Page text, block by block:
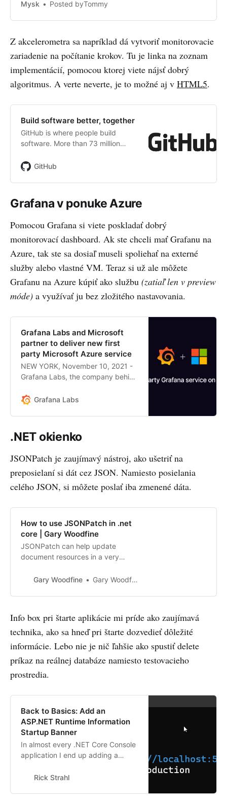
accelerometer in browsers
work, you can...
Mysk Posted byTommy
Z akcelerometra sa napríklad dá vytvoriť monitorovacie
zariadenie na počítanie krokov. Tu je linka na zoznam
implementácií, pomocou ktorej viete nájsť dobrý
algoritmus. A verte neverte, je to možné aj v HTML5.
Build software better, together
GitHub is where people build
software. More than 73 million
fork, and contribute to over 200
GitHub
Grafana v ponuke Azure
Pomocou Grafana si viete poskladať dobrý
monitorovací dashboard. Ak ste chceli mať Grafanu na
Azure, tak ste sa dosiaľ museli spoliehať na externé
služby alebo vlastné VM. Teraz si už ale môžete
Grafanu na Azure kúpiť ako službu (zatiaľ len v preview
móde) a využívať ju bez zložitého nastavovania.
Grafana Labs and Microsoft
partner to deliver new first
party Microsoft Azure service
NEW YORK, November 10, 2021 -
Grafana Labs, the company behind
ubiquitous open and composable
Grafana Labs
.NET okienko
JSONPatch je zaujímavý nástroj, ako ušetriť na
preposielaní si dát cez JSON. Namiesto posielania
celého JSON, si môžete poslať iba zmenené dáta.
How to use JSONPatch in .net
core | Gary Woodfine
JSONPatch can help update
document resources in a very
Gary Woodfine
Gary Woodfine
Info box pri štarte aplikácie mi príde ako zaujímavá
technika, ako sa hneď pri štarte dozvedieť dôležité
informácie. Lebo nie je nič ľahšie ako spustiť delete
príkaz na reálnej databáze namiesto testovacieho
prostredia.
Back to Basics: Add an
ASP.NET Runtime Information
Startup Banner
In almost every .NET Core Console
application I end up adding a
runtime information so I can see at
Rick Strahl